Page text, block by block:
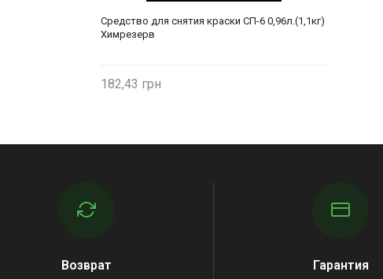
Средство для снятия краски СП-6 0,96л.(1,1кг)
Химрезерв
182,43
Возврат Гарантия